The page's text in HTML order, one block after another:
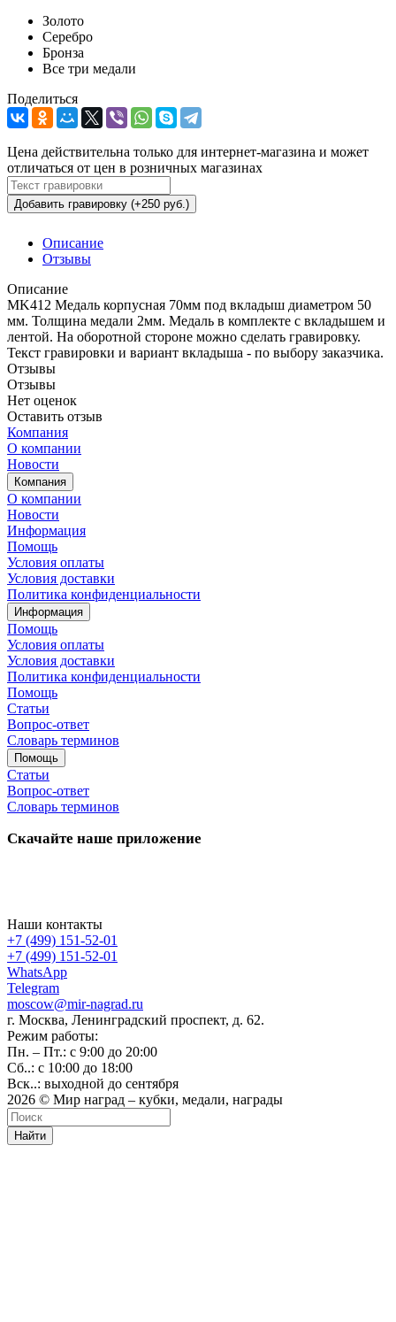
Золото
Серебро
Бронза
Все три медали
Поделиться
Цена действительна только для интернет-магазина и может
отличаться от цен в розничных магазинах
Добавить гравировку (+250 руб.)
Описание
Отзывы
Описание
MK412 Медаль корпусная 70мм под вкладыш диаметром 50
мм. Толщина медали 2мм. Медаль в комплекте с вкладышем и
лентой. На оборотной стороне можно сделать гравировку.
Текст гравировки и вариант вкладыша - по выбору заказчика.
Отзывы
Отзывы
Нет оценок
Оставить отзыв
Компания
О компании
Новости
Компания
О компании
Новости
Информация
Помощь
Условия оплаты
Условия доставки
Политика конфиденциальности
Информация
Помощь
Условия оплаты
Условия доставки
Политика конфиденциальности
Помощь
Статьи
Вопрос-ответ
Словарь терминов
Помощь
Статьи
Вопрос-ответ
Словарь терминов
Скачайте наше приложение
Наши контакты
+7 (499) 151-52-01
+7 (499) 151-52-01
WhatsApp
Telegram
moscow@mir-nagrad.ru
г. Москва, Ленинградский проспект, д. 62.
Режим работы:
Пн. – Пт.: с 9:00 до 20:00
Сб..: с 10:00 до 18:00
Вск..: выходной до сентября
2026 © Мир наград – кубки, медали, награды
Найти